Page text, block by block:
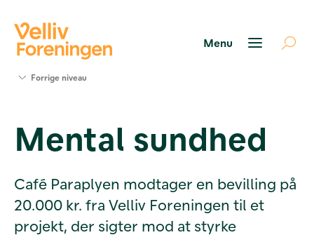
Værktøjer
og viden
Foreningen
Kontakt
os
Forrige niveau
Mental sundhed
Café Paraplyen modtager en bevilling på
20.000 kr. fra Velliv Foreningen til et
projekt, der sigter mod at styrke